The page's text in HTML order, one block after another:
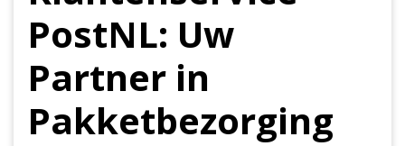
PostNL: Uw
Partner in
Pakketbezorging